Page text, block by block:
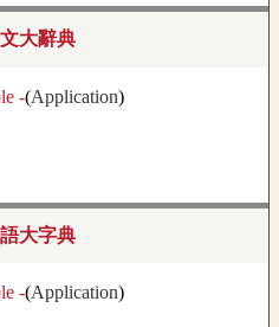
大辭典
-(Application)
大字典
-(Application)